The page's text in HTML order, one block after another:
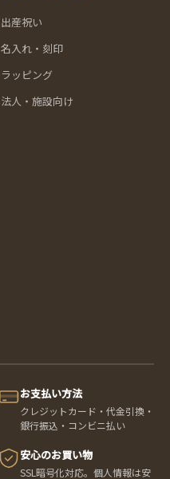
出産祝い
名入れ・刻印
ラッピング
法人・施設向け
お支払い方法
クレジットカード・代金引換・
銀行振込・コンビニ払い
安心のお買い物
SSL暗号化対応。個人情報は安